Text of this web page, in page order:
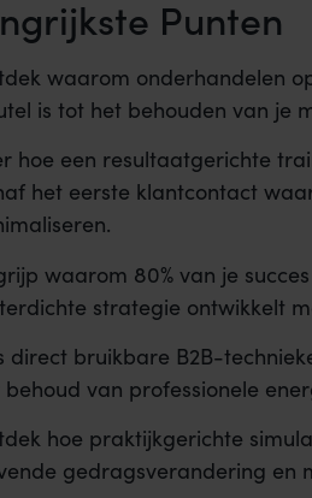
Punten
waarom onderhandelen
is tot het behouden van je
hoe een resultaatgerichte
het eerste klantcontact
waarom 80% van je
strategie ontwikkelt
direct bruikbare B2B-
behoud van professionele
hoe praktijkgerichte
gedragsverandering en